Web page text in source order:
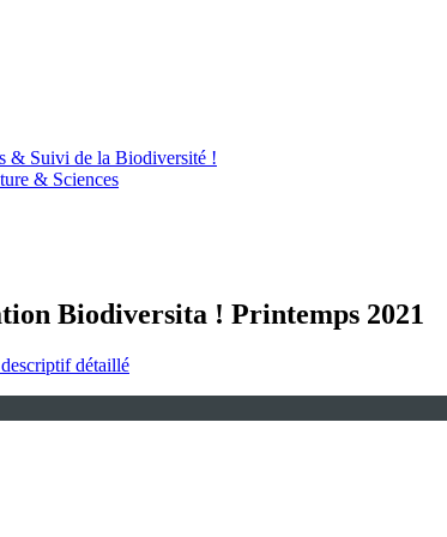
& Suivi de la Biodiversité !
& Sciences
Biodiversita ! Printemps 2021
détaillé